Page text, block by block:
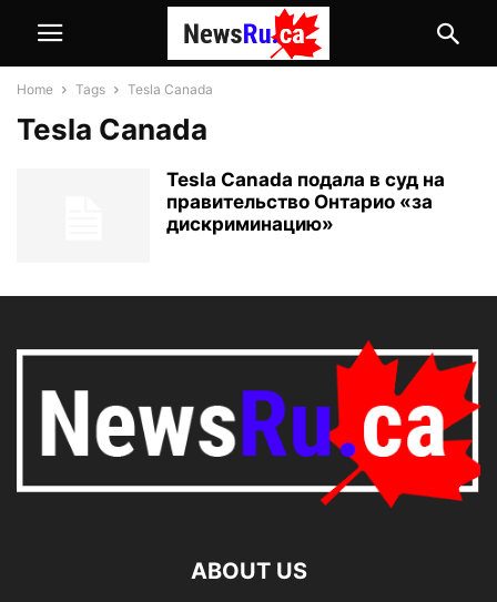
Home Tags Tesla Canada
Tesla Canada
Tesla Canada подала в суд на
правительство Онтарио «за
дискриминацию»
ABOUT US